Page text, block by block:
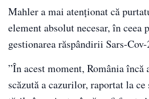
Mahler a mai atenționat că
element absolut necesar, în ceea
gestionarea răspândirii Sars-Cov-
”În acest moment, România încă
scăzută a cazurilor, raportat la